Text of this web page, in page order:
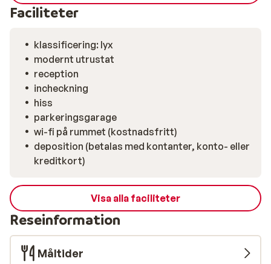
Faciliteter
klassificering: lyx
modernt utrustat
reception
incheckning
hiss
parkeringsgarage
wi-fi på rummet (kostnadsfritt)
deposition (betalas med kontanter, konto- eller
kreditkort)
Visa alla faciliteter
Reseinformation
Måltider